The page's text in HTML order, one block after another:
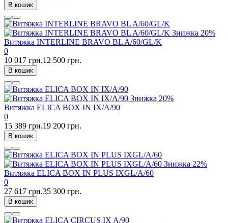
В кошик
Знижка 20%
Витяжка INTERLINE BRAVO BL A/60/GL/K
0
10 017 грн.12 500 грн.
В кошик
Знижка 20%
Витяжка ELICA BOX IN IX/A/90
0
15 389 грн.19 200 грн.
В кошик
Знижка 22%
Витяжка ELICA BOX IN PLUS IXGL/A/60
0
27 617 грн.35 300 грн.
В кошик